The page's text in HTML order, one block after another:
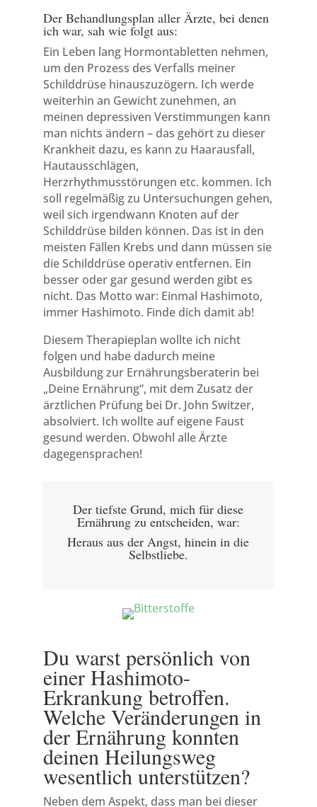
Der Behandlungsplan aller Ärzte, bei denen
ich war, sah wie folgt aus:
Ein Leben lang Hormontabletten nehmen,
um den Prozess des Verfalls meiner
Schilddrüse hinauszuzögern. Ich werde
weiterhin an Gewicht zunehmen, an
meinen depressiven Verstimmungen kann
man nichts ändern – das gehört zu dieser
Krankheit dazu, es kann zu Haarausfall,
Hautausschlägen,
Herzrhythmusstörungen etc. kommen. Ich
soll regelmäßig zu Untersuchungen gehen,
weil sich irgendwann Knoten auf der
Schilddrüse bilden können. Das ist in den
meisten Fällen Krebs und dann müssen sie
die Schilddrüse operativ entfernen. Ein
besser oder gar gesund werden gibt es
nicht. Das Motto war: Einmal Hashimoto,
immer Hashimoto. Finde dich damit ab!
Diesem Therapieplan wollte ich nicht
folgen und habe dadurch meine
Ausbildung zur Ernährungsberaterin bei
„Deine Ernährung“, mit dem Zusatz der
ärztlichen Prüfung bei Dr. John Switzer,
absolviert. Ich wollte auf eigene Faust
gesund werden. Obwohl alle Ärzte
dagegensprachen!
Der tiefste Grund, mich für diese
Ernährung zu entscheiden, war:
Heraus aus der Angst, hinein in die
Selbstliebe.
Du warst persönlich von
einer Hashimoto-
Erkrankung betroffen.
Welche Veränderungen in
der Ernährung konnten
deinen Heilungsweg
wesentlich unterstützen?
Neben dem Aspekt, dass man bei dieser